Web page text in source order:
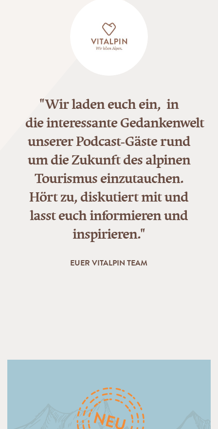
"Wir laden euch ein, in
die interessante Gedankenwelt
unserer Podcast-Gäste rund
um die Zukunft des alpinen
Tourismus einzutauchen.
Hört zu, diskutiert mit und
lasst euch informieren und
inspirieren."
EUER VITALPIN TEAM